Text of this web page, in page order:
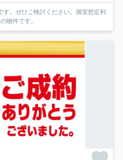
。ぜひご検討ください。満室想定利
物件です。